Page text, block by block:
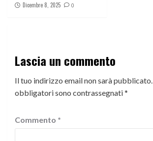
Dicembre 8, 2025 0
Lascia un commento
Il tuo indirizzo email non sarà pubblicato.
obbligatori sono contrassegnati*
Commento *